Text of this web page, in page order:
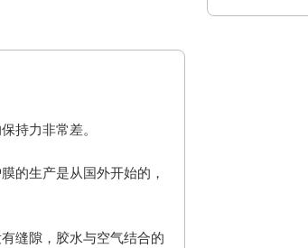
持力非常差。
的生产是从国外开始的，
缝隙，胶水与空气结合的